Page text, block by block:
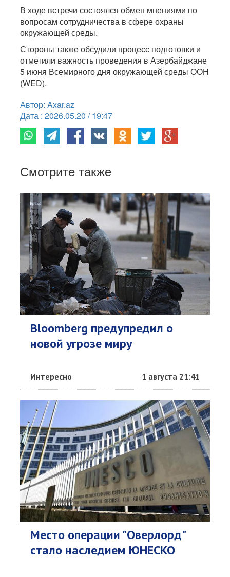
В ходе встречи состоялся обмен мнениями по
вопросам сотрудничества в сфере охраны
окружающей среды.
Стороны также обсудили процесс подготовки и
отметили важность проведения в Азербайджане
5 июня Всемирного дня окружающей среды ООН
(WED).
Автор: Axar.az
Дата : 2026.05.20 / 19:47
Смотрите также
Bloomberg предупредил о
новой угрозе миру
Интересно 1 августа 21:41
Место операции "Оверлорд"
стало наследием ЮНЕСКО